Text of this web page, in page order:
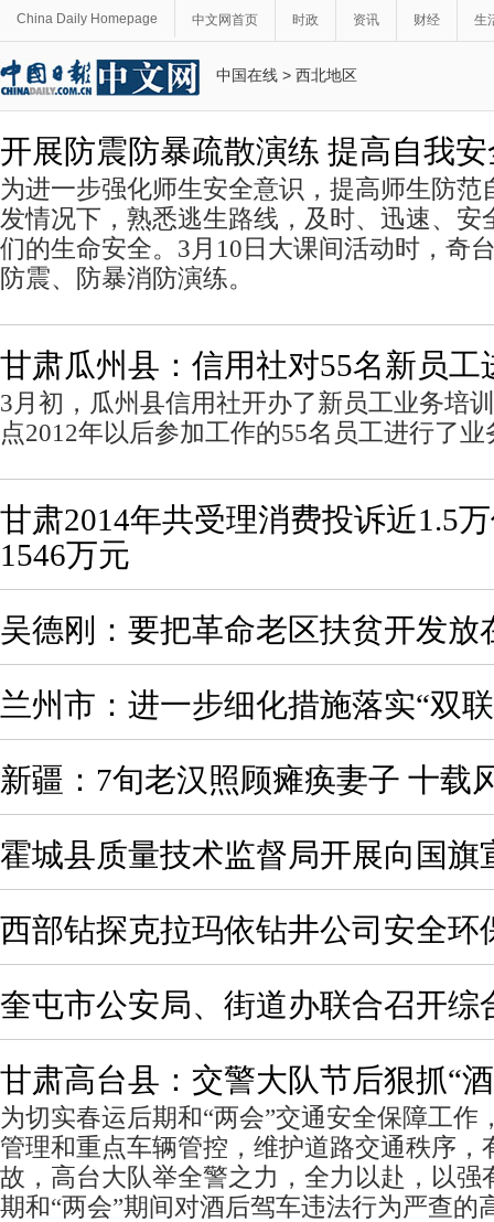
China Daily Homepage 中文网首页 时政 资讯 财经 生
中国在线 > 西北地区
开展防震防暴疏散演练 提高自我
为进一步强化师生安全意识，提高师生防范
发情况下，熟悉逃生路线，及时、迅速、安
们的生命安全。3月10日大课间活动时，奇
防震、防暴消防演练。
甘肃瓜州县：信用社对55名新员工
3月初，瓜州县信用社开办了新员工业务培
点2012年以后参加工作的55名员工进行了业
甘肃2014年共受理消费投诉近1.5
1546万元
吴德刚：要把革命老区扶贫开发放
兰州市：进一步细化措施落实“双
新疆：7旬老汉照顾瘫痪妻子 十载
霍城县质量技术监督局开展向国旗
西部钻探克拉玛依钻井公司安全环
奎屯市公安局、街道办联合召开综
甘肃高台县：交警大队节后狠抓“
为切实春运后期和“两会”交通安全保障工作
管理和重点车辆管控，维护道路交通秩序，
故，高台大队举全警之力，全力以赴，以强
期和“两会”期间对酒后驾车违法行为严查的